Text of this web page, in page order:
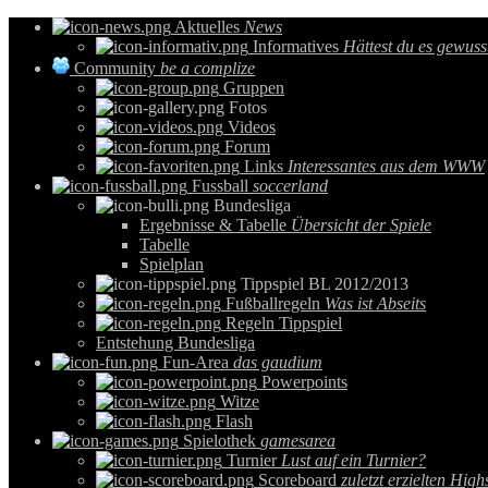
Aktuelles News
Informatives Hättest du es
Community be a complize
Gruppen
Fotos
Videos
Forum
Links Interessantes aus dem WWW
Fussball soccerland
Bundesliga
Ergebnisse & Tabelle Übersicht der Spiele
Tabelle
Spielplan
Tippspiel BL 2012/2013
Fußballregeln Was ist Abseits
Regeln Tippspiel
Entstehung Bundesliga
Fun-Area das gaudium
Powerpoints
Witze
Flash
Spielothek gamesarea
Turnier Lust auf ein Turnier?
Scoreboard zuletzt erzielten